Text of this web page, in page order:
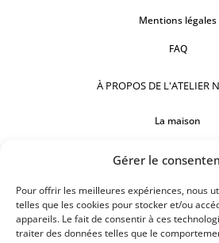
Gérer le
Pour offrir les meilleures expériences, nous
telles que les cookies pour stocker et/ou
appareils. Le fait de consentir à ces
traiter des données telles que le
Mentions légales
FAQ
À PROPOS DE L'ATELIER
La maison
SUIVEZ-NOUS